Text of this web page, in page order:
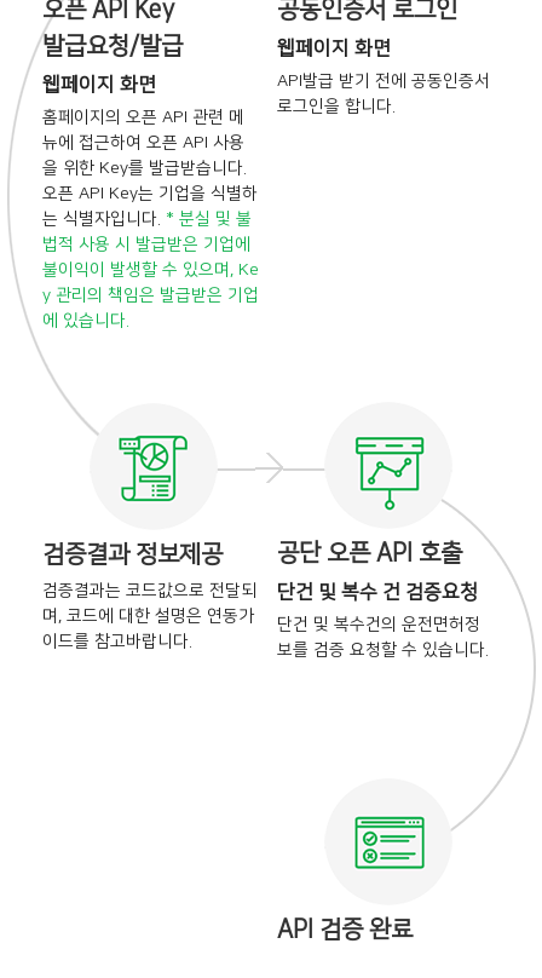
공동인증서 로그인
웹페이지 화면
API발급 받기 전에 공동인증서
로그인을 합니다.
오픈 API Key
발급요청/발급
웹페이지 화면
홈페이지의 오픈 API 관련 메
뉴에 접근하여 오픈 API 사용
을 위한 Key를 발급받습니다.
오픈 API Key는 기업을 식별하
는 식별자입니다. * 분실 및 불
법적 사용 시 발급받은 기업에
불이익이 발생할 수 있으며, Ke
y 관리의 책임은 발급받은 기업
에 있습니다.
공단 오픈 API 호출
단건 및 복수 건 검증요청
단건 및 복수건의 운전면허정
보를 검증 요청할 수 있습니다.
검증결과 정보제공
검증결과는 코드값으로 전달되
며, 코드에 대한 설명은 연동가
이드를 참고바랍니다.
API 검증 완료